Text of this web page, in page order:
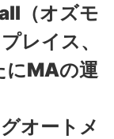
（オズモ
レイス、
にMAの運
オートメ